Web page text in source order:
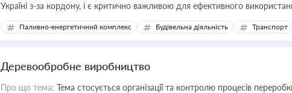
Україні з-за кордону, і є критично важливою для ефективного
інфраструктурних проєктів
Паливно-енергетичний комплекс Будівельна діяльність Транспорт
Деревообробне виробництво
Про що тема: Тема стосується організації та контролю процесів